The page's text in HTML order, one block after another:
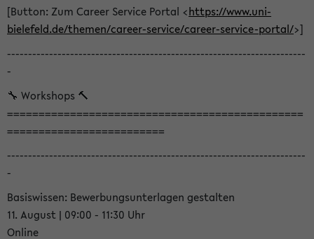
[Button: Zum Career Service Portal <https://www.uni-
bielefeld.de/themen/career-service/career-service-portal/>]
-----------------------------------------------------------------------
-
🔧 Workshops 🔨
===============================================
=========================
-----------------------------------------------------------------------
-
Basiswissen: Bewerbungsunterlagen gestalten
11. August | 09:00 - 11:30 Uhr
Online